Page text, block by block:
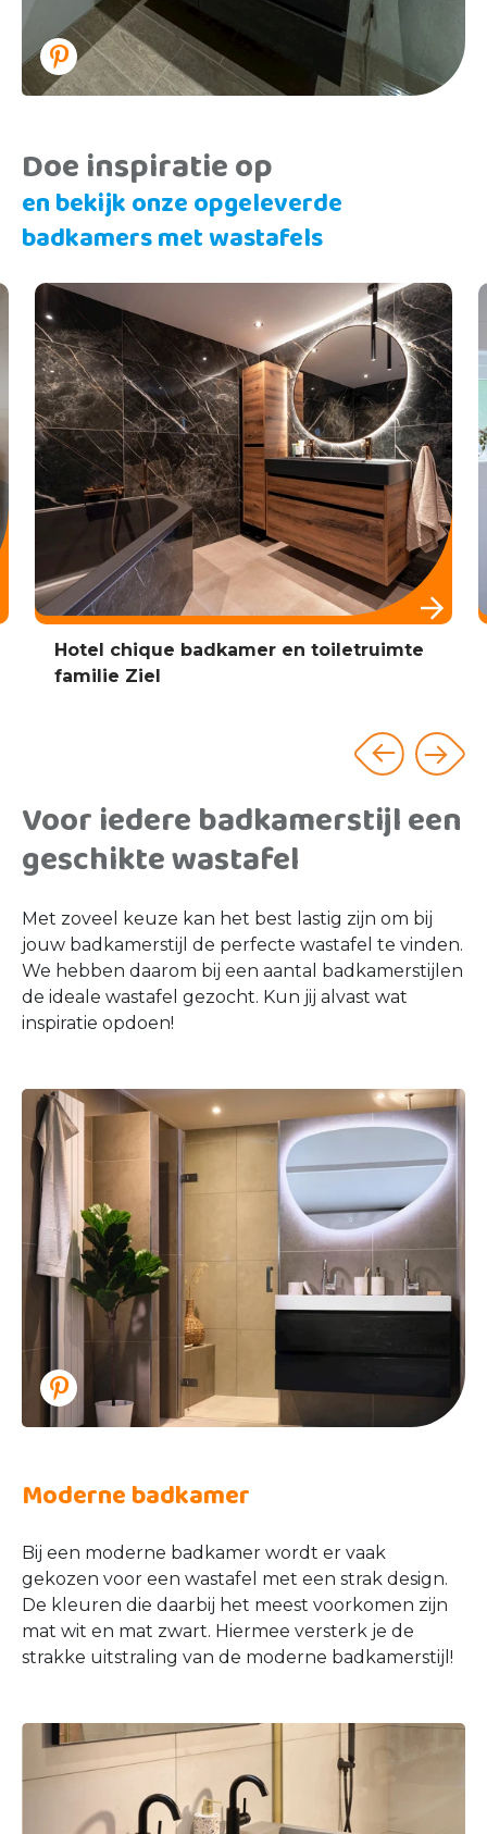
Doe inspiratie op
en bekijk onze opgeleverde
badkamers met wastafels
Minimalistische Scandinavische
badkamer familie de Boer
Voor iedere badkamerstijl een
geschikte wastafel
Met zoveel keuze kan het best lastig zijn om bij
jouw badkamerstijl de perfecte wastafel te vinden.
We hebben daarom bij een aantal badkamerstijlen
de ideale wastafel gezocht. Kun jij alvast wat
inspiratie opdoen!
Moderne badkamer
Bij een moderne badkamer wordt er vaak
gekozen voor een wastafel met een strak design.
De kleuren die daarbij het meest voorkomen zijn
mat wit en mat zwart. Hiermee versterk je de
strakke uitstraling van de moderne badkamerstijl!